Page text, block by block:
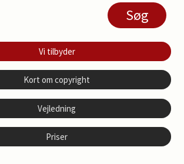
Vi tilbyder
Kort om copyright
Vejledning
Priser